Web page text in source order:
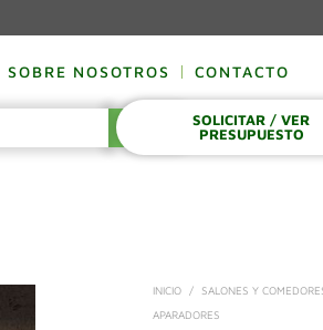
SOBRE NOSOTROS CONTACTO
SOLICITAR / VER
PRESUPUESTO
INICIO / SALONES Y
APARADORES